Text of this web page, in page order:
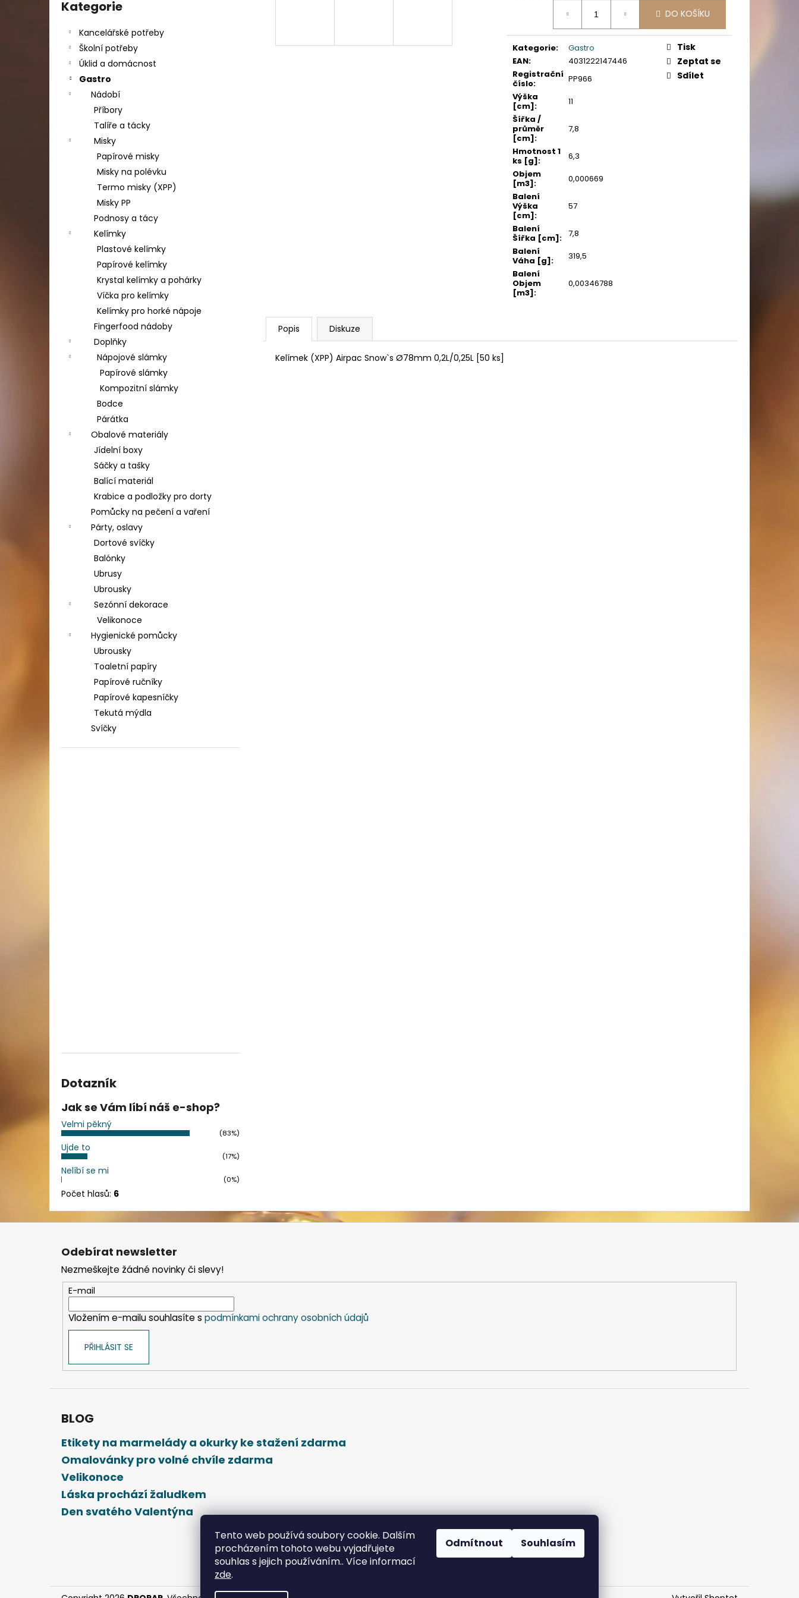
Tento web používá soubory cookie. Dalším
procházením tohoto webu vyjadřujete
souhlas s jejich používáním.. Více informací
zde.
Odmítnout Souhlasím
kategorie
Kategorie
Kancelářské potřeby
Školní potřeby
Úklid a domácnost
Gastro
Nádobí
Příbory
Talíře a tácky
Misky
Papírové misky
Misky na polévku
Termo misky (XPP)
Misky PP
Podnosy a tácy
Kelímky
Plastové kelímky
Papírové kelímky
Krystal kelímky a pohárky
Víčka pro kelímky
Kelímky pro horké nápoje
Fingerfood nádoby
Doplňky
Nápojové slámky
Papírové slámky
Kompozitní slámky
Bodce
Párátka
Obalové materiály
Jídelní boxy
Sáčky a tašky
Balící materiál
Krabice a podložky pro dorty
Pomůcky na pečení a vaření
Párty, oslavy
Dortové svíčky
Balónky
Ubrusy
Ubrousky
Sezónní dekorace
Velikonoce
Hygienické pomůcky
Ubrousky
Toaletní papíry
Papírové ručníky
Papírové kapesníčky
Tekutá mýdla
Svíčky
Dotazník
Jak se Vám líbí náš e-shop?
Velmi pěkný
(83%)
Ujde to
(17%)
Nelíbí se mi
(0%)
Počet hlasů: 6
DO KOŠÍKU
Kategorie:
Gastro
EAN:
4031222147446
Registrační
číslo:
PP966
Výška
[cm]:
11
Šířka /
průměr
[cm]:
7,8
Hmotnost 1
ks [g]:
6,3
Objem
[m3]:
0,000669
Balení
Výška
[cm]:
57
Balení
Šířka [cm]: 7,8
Balení
Váha [g]:
319,5
Balení
Objem
[m3]:
0,00346788
Tisk
Zeptat se
Sdílet
Popis Diskuze
Kelímek (XPP) Airpac Snow`s Ø78mm 0,2L/0,25L [50 ks]
DAHLE LAMINÁTOR 70103, A3, 2 VÁLCE
Původně: 2 667 Kč
ETIKETY SAMOLEPICÍ 70X37 MM POTISK
Z
Odebírat newsletter
Nezmeškejte žádné novinky či slevy!
E-mail
Vložením e-mailu souhlasíte s podmínkami ochrany osobních údajů
PŘIHLÁSIT SE
BLOG
Etikety na marmelády a okurky ke stažení zdarma
Omalovánky pro volné chvíle zdarma
Velikonoce
Láska prochází žaludkem
Den svatého Valentýna